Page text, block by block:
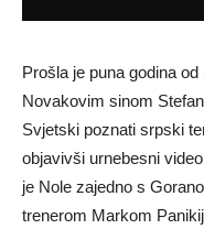
Prošla je puna godina
Novakovim sinom
Svjetski poznati srpski
objavivši urnebesni
je Nole zajedno s
trenerom Markom